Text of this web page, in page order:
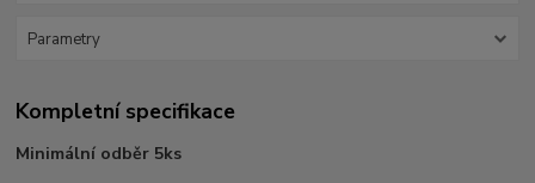
Parametry
Kompletní specifikace
Minimální odběr 5ks